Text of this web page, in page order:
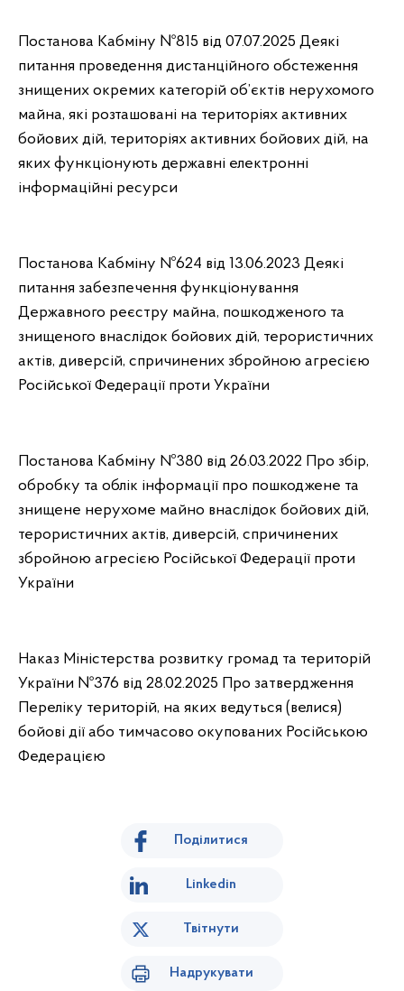
Постанова Кабміну №815 від 07.07.2025 Деякі
питання проведення дистанційного обстеження
знищених окремих категорій об’єктів нерухомого
майна, які розташовані на територіях активних
бойових дій, територіях активних бойових дій, на
яких функціонують державні електронні
інформаційні ресурси
Постанова Кабміну Nº624 від 13.06.2023 Деякі
питання забезпечення функціонування
Державного реєстру майна, пошкодженого та
знищеного внаслідок бойових дій, терористичних
актів, диверсій, спричинених збройною агресією
Російської Федерації проти України
Постанова Кабміну Nº380 від 26.03.2022 Про збір,
обробку та облік інформації про пошкоджене та
знищене нерухоме майно внаслідок бойових дій,
терористичних актів, диверсій, спричинених
збройною агресією Російської Федерації проти
України
Наказ Міністерства розвитку громад та територій
України №376 від 28.02.2025 Про затвердження
Переліку територій, на яких ведуться (велися)
бойові дії або тимчасово окупованих Російською
Федерацією
Поділитися
Linkedin
Твітнути
Надрукувати